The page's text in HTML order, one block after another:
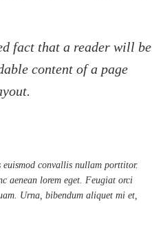
fact that a reader will be
content of a page
euismod convallis nullam porttitor.
aenean lorem eget. Feugiat orci
Urna, bibendum aliquet mi et,